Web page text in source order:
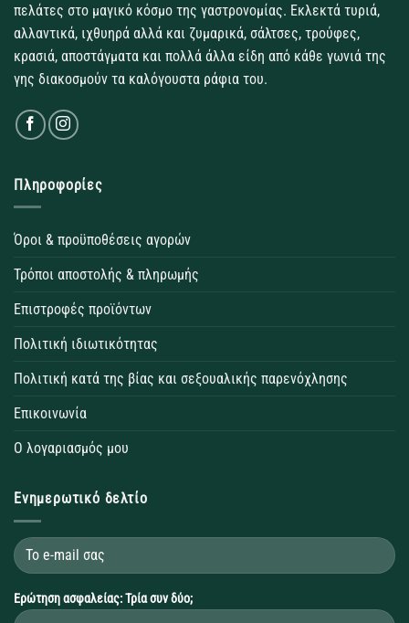
πελάτες στο μαγικό κόσμο της γαστρονομίας. Εκλεκτά τυριά,
αλλαντικά, ιχθυηρά αλλά και ζυμαρικά, σάλτσες, τρούφες,
κρασιά, αποστάγματα και πολλά άλλα είδη από κάθε γωνιά της
γης διακοσμούν τα καλόγουστα ράφια του.
Πληροφορίες
Όροι & προϋποθέσεις αγορών
Τρόποι αποστολής & πληρωμής
Επιστροφές προϊόντων
Πολιτική ιδιωτικότητας
Πολιτική κατά της βίας και σεξουαλικής παρενόχλησης
Επικοινωνία
Ο λογαριασμός μου
Ενημερωτικό δελτίο
Ερώτηση ασφαλείας: Τρία συν δύο;